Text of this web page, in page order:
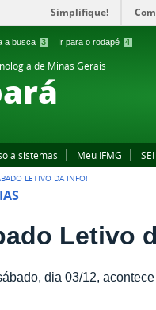
a busca 3 Ir para o rodapé 4
Simplifique!
de Minas Gerais
a sistemas Meu IFMG SEI
LETIVO DA INFO!
Letivo
dia 03/12,